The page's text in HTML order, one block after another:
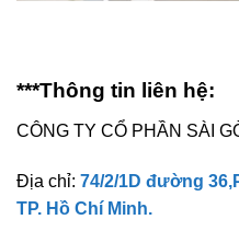
***Thông tin liên hệ:
CÔNG TY CỔ PHẦN SÀI
Địa chỉ: 74/2/1D đường
TP. Hồ Chí Minh.